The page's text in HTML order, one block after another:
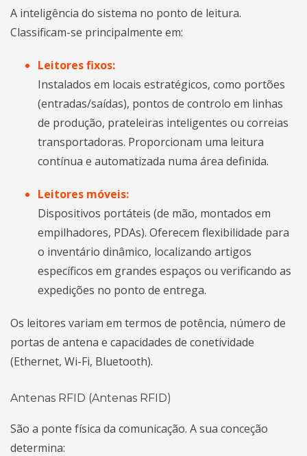
A inteligência do sistema no ponto de leitura.
Classificam-se principalmente em:
Leitores fixos:
Instalados em locais estratégicos, como portões
(entradas/saídas), pontos de controlo em linhas
de produção, prateleiras inteligentes ou correias
transportadoras. Proporcionam uma leitura
contínua e automatizada numa área definida.
Leitores móveis:
Dispositivos portáteis (de mão, montados em
empilhadores, PDAs). Oferecem flexibilidade para
o inventário dinâmico, localizando artigos
específicos em grandes espaços ou verificando as
expedições no ponto de entrega.
Os leitores variam em termos de potência, número de
portas de antena e capacidades de conetividade
(Ethernet, Wi-Fi, Bluetooth).
Antenas RFID (Antenas RFID)
São a ponte física da comunicação. A sua conceção
determina: